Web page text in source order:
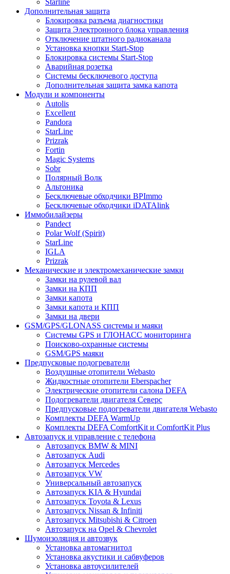
Starline
Дополнительная защита
Блокировка разъема диагностики
Защита Электронного блока управления
Отключение штатного радиоканала
Установка кнопки Start-Stop
Блокировка системы Start-Stop
Аварийная розетка
Системы бесключевого доступа
Дополнительная защита замка капота
Модули и компоненты
Autolis
Excellent
Pandora
StarLine
Prizrak
Fortin
Magic Systems
Sobr
Полярный Волк
Альтоника
Бесключевые обходчики BPImmo
Бесключевые обходчики iDATAlink
Иммобилайзеры
Pandect
Polar Wolf (Spirit)
StarLine
IGLA
Prizrak
Механические и электромеханические замки
Замки на рулевой вал
Замки на КПП
Замки капота
Замки капота и КПП
Замки на двери
GSM/GPS/GLONASS системы и маяки
Системы GPS и ГЛОНАСС мониторинга
Поисково-охранные системы
GSM/GPS маяки
Предпусковые подогреватели
Воздушные отопители Webasto
Жидкостные отопители Eberspacher
Электрические отопители салона DEFA
Подогреватели двигателя Северс
Предпусковые подогреватели двигателя Webasto
Комплекты DEFA WarmUp
Комплекты DEFA ComfortKit и ComfortKit Plus
Автозапуск и управление с телефона
Автозапуск BMW & MINI
Автозапуск Audi
Автозапуск Mercedes
Автозапуск VW
Универсальный автозапуск
Автозапуск KIA & Hyundai
Автозапуск Toyota & Lexus
Автозапуск Nissan & Infiniti
Автозапуск Mitsubishi & Citroen
Автозапуск на Opel & Chevrolet
Шумоизоляция и автозвук
Установка автомагнитол
Установка акустики и сабвуферов
Установка автоусилителей